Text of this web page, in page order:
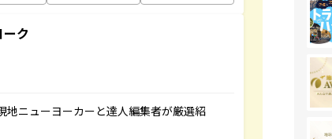
ク
地ニューヨーカーと達人編集者が厳選紹